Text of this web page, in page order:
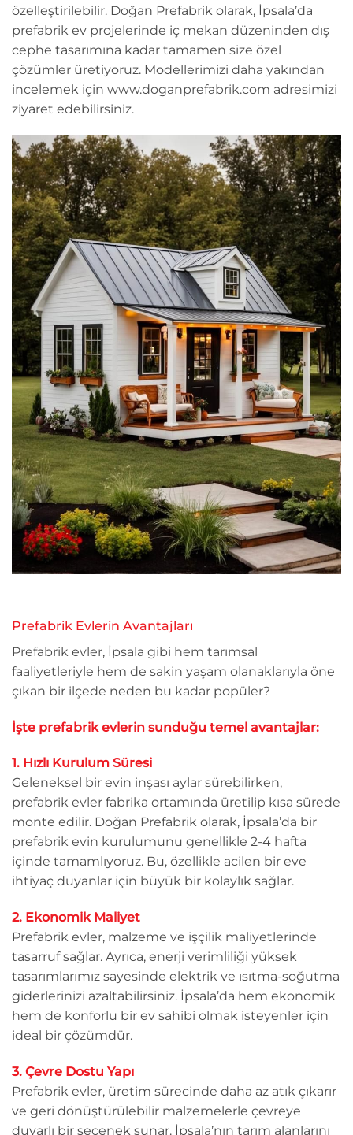
özelleştirilebilir. Doğan Prefabrik olarak, İpsala’da
prefabrik ev projelerinde iç mekan düzeninden dış
cephe tasarımına kadar tamamen size özel
çözümler üretiyoruz. Modellerimizi daha yakından
incelemek için www.doganprefabrik.com adresimizi
ziyaret edebilirsiniz.
Prefabrik Evlerin Avantajları
Prefabrik evler, İpsala gibi hem tarımsal
faaliyetleriyle hem de sakin yaşam olanaklarıyla öne
çıkan bir ilçede neden bu kadar popüler?
İşte prefabrik evlerin sunduğu temel avantajlar:
1. Hızlı Kurulum Süresi
Geleneksel bir evin inşası aylar sürebilirken,
prefabrik evler fabrika ortamında üretilip kısa sürede
monte edilir. Doğan Prefabrik olarak, İpsala’da bir
prefabrik evin kurulumunu genellikle 2-4 hafta
içinde tamamlıyoruz. Bu, özellikle acilen bir eve
ihtiyaç duyanlar için büyük bir kolaylık sağlar.
2. Ekonomik Maliyet
Prefabrik evler, malzeme ve işçilik maliyetlerinde
tasarruf sağlar. Ayrıca, enerji verimliliği yüksek
tasarımlarımız sayesinde elektrik ve ısıtma-soğutma
giderlerinizi azaltabilirsiniz. İpsala’da hem ekonomik
hem de konforlu bir ev sahibi olmak isteyenler için
ideal bir çözümdür.
3. Çevre Dostu Yapı
Prefabrik evler, üretim sürecinde daha az atık çıkarır
ve geri dönüştürülebilir malzemelerle çevreye
duyarlı bir seçenek sunar. İpsala’nın tarım alanlarını